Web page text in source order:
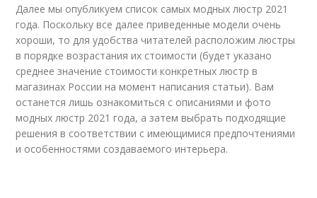
Далее мы опубликуем список самых модных люстр 2021
года. Поскольку все далее приведенные модели очень
хороши, то для удобства читателей расположим люстры
в порядке возрастания их стоимости (будет указано
среднее значение стоимости конкретных люстр в
магазинах России на момент написания статьи). Вам
останется лишь ознакомиться с описаниями и фото
модных люстр 2021 года, а затем выбрать подходящие
решения в соответствии с имеющимися предпочтениями
и особенностями создаваемого интерьера.